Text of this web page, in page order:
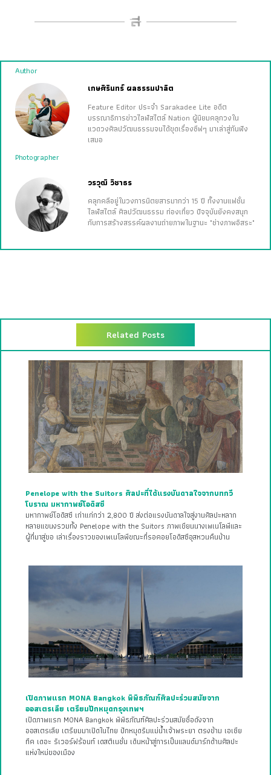
Author
เกษศิรินทร์ ผลธรรมปาลิต
Feature Editor ประจำ Sarakadee Lite อดีต
บรรณาธิการข่าวไลฟ์สไตล์ Nation ผู้นิยมคลุกวงใน
แวดวงศิลปวัฒนธรรมจนได้ขุดเรื่องซีฟๆ มาเล่าสู่กันฟัง
เสมอ
Photographer
วรวุฒิ วิชาธร
คลุกคลีอยู่ในวงการนิตยสารมากว่า 15 ปี ทั้งงานแฟชั่น
ไลฟ์สไตล์ ศิลปวัฒนธรรม ท่องเที่ยว ปัจจุบันยังคงสนุก
กับการสร้างสรรค์ผลงานถ่ายภาพในฐานะ "ช่างภาพอิสระ"
Related Posts
Penelope with the Suitors ศิลปะที่ได้แรงบันดาลใจจากบทกวี
โบราณ มหากาพย์โอดิสซี
มหากาพย์โอดิสซี เก่าแก่กว่า 2,800 ปี ส่งต่อแรงบันดาลใจสู่งานศิลปะหลาก
หลายแขนงรวมทั้ง Penelope with the Suitors ภาพเขียนนางเพเนโลพีและ
ผู้ที่มาสู่ขอ เล่าเรื่องราวของเพเนโลพีขณะที่รอคอยโอดิสซีอุสหวนคืนบ้าน
เปิดภาพแรก MONA Bangkok พิพิธภัณฑ์ศิลปะร่วมสมัยจาก
ออสเตรเลีย เตรียมปักหมุดกรุงเทพฯ
เปิดภาพแรก MONA Bangkok พิพิธภัณฑ์ศิลปะร่วมสมัยชื่อดังจาก
ออสเตรเลีย เตรียมมาเปิดในไทย ปักหมุดริมแม่น้ำเจ้าพระยา ตรงข้าม เอเชีย
ทีค เดอะ ริเวอร์ฟร้อนท์ เดสติเนชั่น เดินหน้าสู่การเป็นแลนด์มาร์กด้านศิลปะ
แห่งใหม่ของเมือง